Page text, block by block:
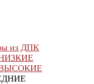
из ДПК